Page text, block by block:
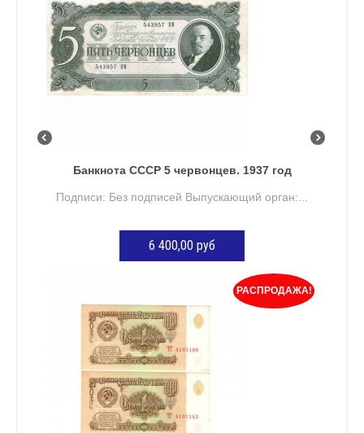
Банкнота СССР 5 червонцев. 1937 год
Подписи: Без подписей Выпускающий орган:...
6 400,00 руб
ДОБАВИТЬ В КОРЗИНУ
РАСПРОДАЖА!